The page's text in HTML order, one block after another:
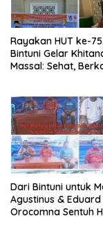
Rayakan HUT ke-
Bintuni Gelar
Massal: Sehat,
Dari Bintuni untuk
Agustinus & Eduard
Orocomna Sentuh